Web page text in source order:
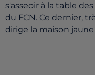
s'asseoir à la table
du FCN. Ce dernier,
dirige la maison